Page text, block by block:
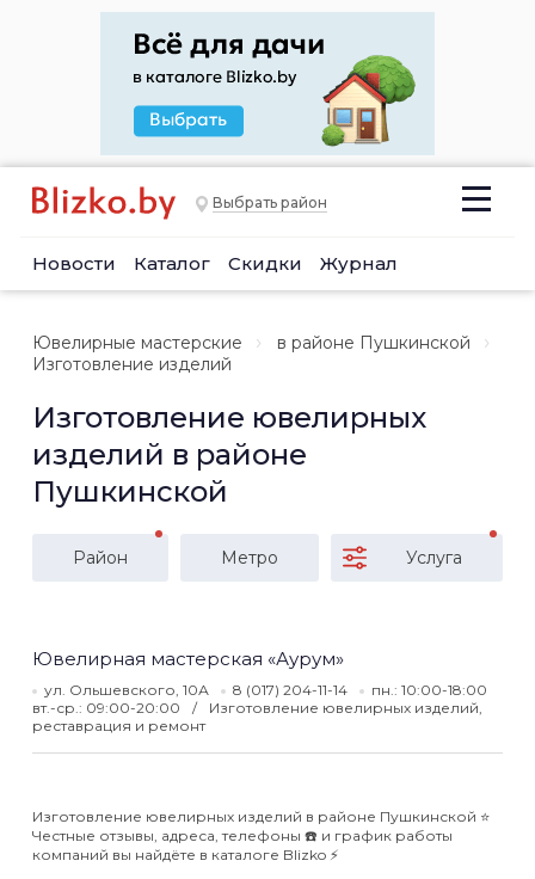
Выбрать район
Новости Каталог Скидки Журнал
Ювелирные мастерские
в районе Пушкинской
Изготовление изделий
Изготовление ювелирных
изделий в районе
Пушкинской
Район Метро Услуга
Ювелирная мастерская «Аурум»
ул. Ольшевского, 10А 8 (017) 204-11-14
пн.: 10:00-18:00
вт.-ср.: 09:00-20:00
Изготовление ювелирных изделий,
реставрация и ремонт
Изготовление ювелирных изделий в районе Пушкинской ⭐️
Честные отзывы, адреса, телефоны ☎️ и график работы
компаний вы найдёте в каталоге Blizko ⚡️